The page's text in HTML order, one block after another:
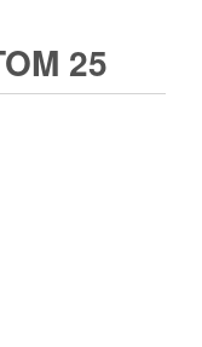
25